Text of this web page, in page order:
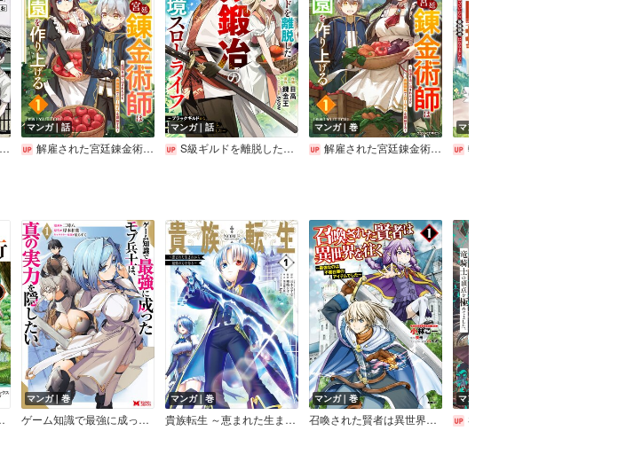
マンガ｜話
解雇された宮廷錬金術師は辺境で大農園を作り上げる～祖国を追い出されたけど、最強領地でスローライフを謳歌する～【分冊版】
マンガ｜話
S級ギルドを離脱した刀鍛冶の自由な辺境スローライフ～ブラックギルドから解放されて気ままに鍛冶してたら、伝説の魔刀が生まれていました～【分冊版】
マンガ｜巻
解雇された宮廷錬金術師は辺境で大農園を作り上げる～祖国を追い出されたけど、最強領地でスローライフを謳歌する～
マンガ｜巻
転生貴族の万能開拓～【拡大&縮小】スキルを使っていたら最強領地になりました～
戦士の無自覚ざまぁ～
マンガ｜巻
ゲーム知識で最強に成ったモブ兵士は、真の実力を隠したい（コミック）
マンガ｜巻
貴族転生 ～恵まれた生まれから最強の力を得る～【デジタル版限定特典付き】
マンガ｜巻
召喚された賢者は異世界を往く ～最強なのは不要在庫のアイテムでした～
マンガ｜巻
S級ギルドを追放されたけど、実は俺だけドラゴンの言葉がわかるので、気付いたときには竜騎士の頂点を極めてました。